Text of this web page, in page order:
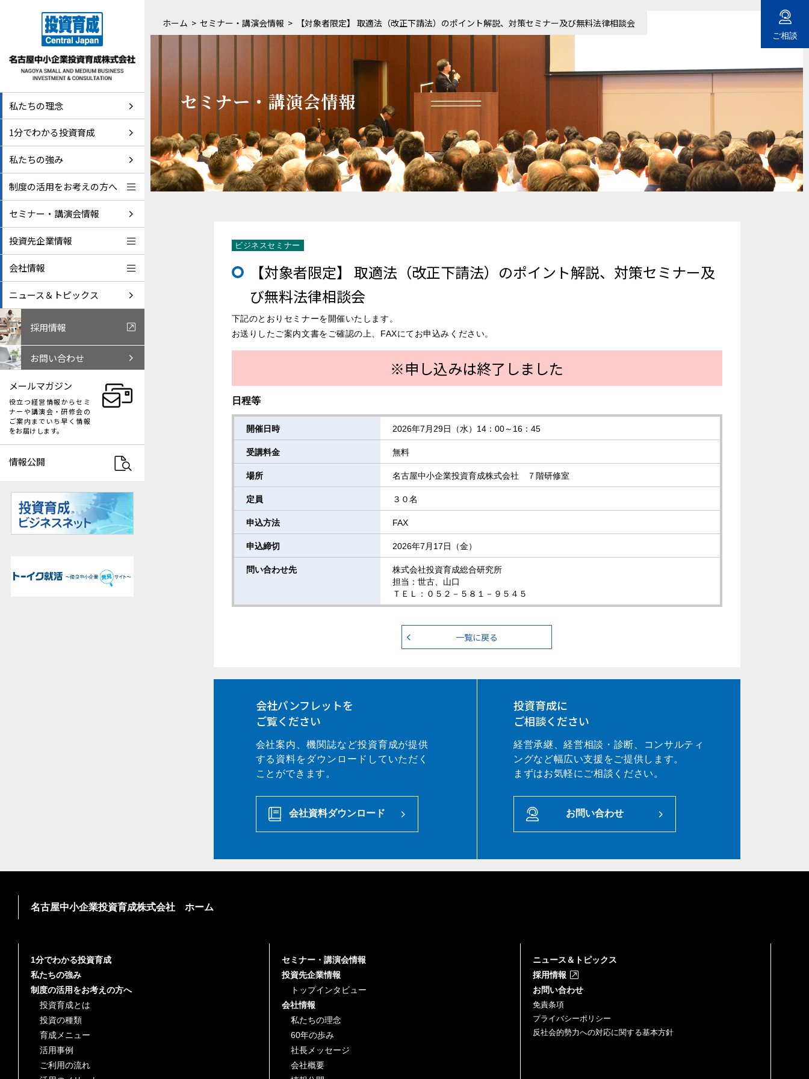
私たちの理念
1分でわかる投資育成
私たちの強み
制度の活用をお考えの方へ
セミナー・講演会情報
投資先企業情報
会社情報
ニュース＆トピックス
採用情報
お問い合わせ
メールマガジン
役立つ経営情報からセミ
ナーや講演会・研修会の
ご案内までいち早く情報
をお届けします。
情報公開

ご相談
ホーム セミナー・講演会情報 【対象者限定】 取適法（改正下請法）のポイント解説、対策セミナー及び無料法律相談会
セミナー・講演会情報
ビジネスセミナー
【対象者限定】 取適法（改正下請法）のポイント解説、対策セミナー及
び無料法律相談会
下記のとおりセミナーを開催いたします。
お送りしたご案内文書をご確認の上、FAXにてお申込みください。
※申し込みは終了しました
日程等
開催日時 2026年7月29日（水）14：00～16：45
受講料金 無料
場所 名古屋中小企業投資育成株式会社 ７階研修室
定員 ３０名
申込方法 FAX
申込締切 2026年7月17日（金）
問い合わせ先
株式会社投資育成総合研究所
担当：世古、山口
ＴＥＬ：０５２－５８１－９５４５
一覧に戻る
会社パンフレットを
ご覧ください
会社案内、機関誌など投資育成が提供
する資料をダウンロードしていただく
ことができます。
会社資料ダウンロード
投資育成に
ご相談ください
経営承継、経営相談・診断、コンサルティ
ングなど幅広い支援をご提供します。
まずはお気軽にご相談ください。
お問い合わせ
名古屋中小企業投資育成株式会社 ホーム
1分でわかる投資育成
私たちの強み
制度の活用をお考えの方へ
投資育成とは
投資の種類
育成メニュー
活用事例
ご利用の流れ
セミナー・講演会情報
投資先企業情報
トップインタビュー
会社情報
私たちの理念
60年の歩み
社長メッセージ
会社概要
ニュース＆トピックス
採用情報
お問い合わせ
免責条項
プライバシーポリシー
反社会的勢力への対応に関する基本方針